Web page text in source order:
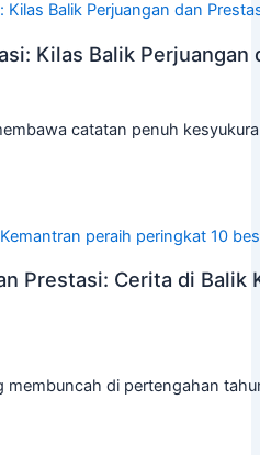
Kilas Balik
catatan penuh
Prestasi: Cerita di Balik
membuncah di pertengahan